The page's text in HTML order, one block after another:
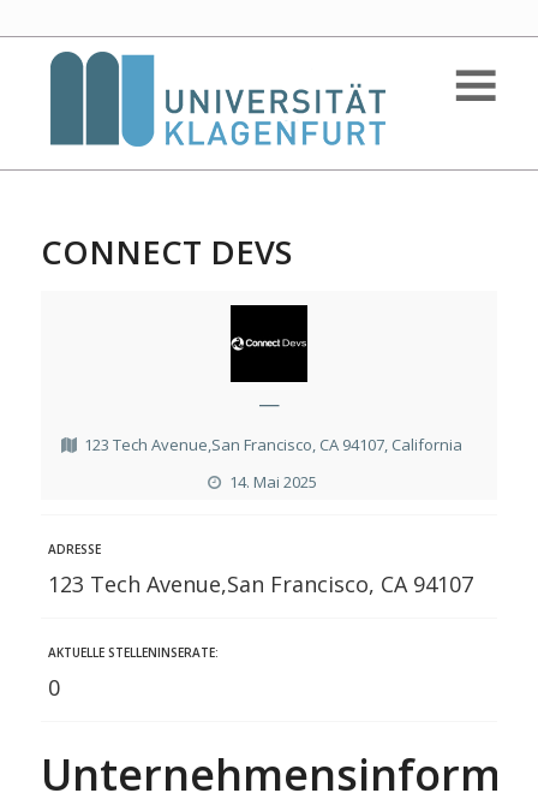
CONNECT DEVS
—
123 Tech Avenue,San Francisco, CA 94107, California
14. Mai 2025
ADRESSE
123 Tech Avenue,San Francisco, CA 94107
AKTUELLE STELLENINSERATE:
0